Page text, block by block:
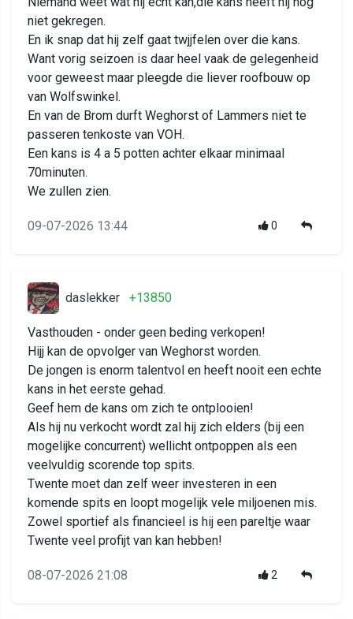
niet gekregen.
En ik snap dat hij zelf gaat twjjfelen over die kans.
Want vorig seizoen is daar heel vaak de gelegenheid
voor geweest maar pleegde die liever roofbouw op
van Wolfswinkel.
En van de Brom durft Weghorst of Lammers niet te
passeren tenkoste van VOH.
Een kans is 4 a 5 potten achter elkaar minimaal
70minuten.
We zullen zien.
09-07-2026 13:44 0
daslekker +13850
Vasthouden - onder geen beding verkopen!
Hijj kan de opvolger van Weghorst worden.
De jongen is enorm talentvol en heeft nooit een echte
kans in het eerste gehad.
Geef hem de kans om zich te ontplooien!
Als hij nu verkocht wordt zal hij zich elders (bij een
mogelijke concurrent) wellicht ontpoppen als een
veelvuldig scorende top spits.
Twente moet dan zelf weer investeren in een
komende spits en loopt mogelijk vele miljoenen mis.
Zowel sportief als financieel is hij een pareltje waar
Twente veel profijt van kan hebben!
08-07-2026 21:08 2